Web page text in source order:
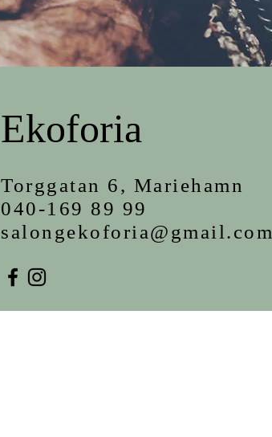
Ekoforia
Torggatan 6, Mariehamn
040-169 89 99
salongekoforia@gmail.com